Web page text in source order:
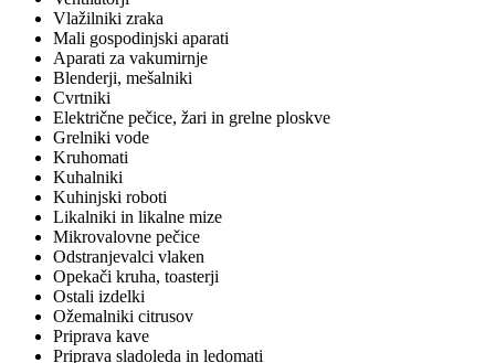
Vlažilniki zraka
Mali gospodinjski aparati
Aparati za vakumirnje
Blenderji, mešalniki
Cvrtniki
Električne pečice, žari in grelne ploskve
Grelniki vode
Kruhomati
Kuhalniki
Kuhinjski roboti
Likalniki in likalne mize
Mikrovalovne pečice
Odstranjevalci vlaken
Opekači kruha, toasterji
Ostali izdelki
Ožemalniki citrusov
Priprava kave
Priprava sladoleda in ledomati